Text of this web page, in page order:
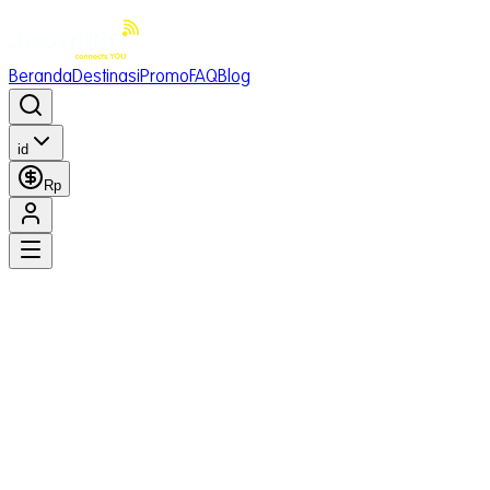
BerandaDestinasiPromoFAQBlog
id
Rp